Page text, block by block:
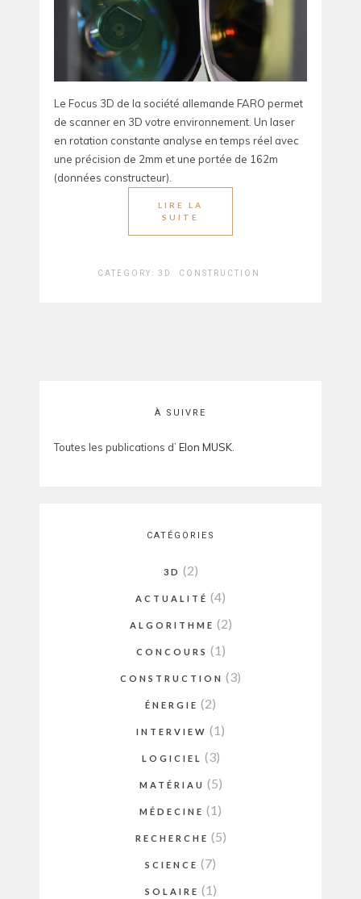
Le Focus 3D de la société allemande FARO permet
de scanner en 3D votre environnement. Un laser
en rotation constante analyse en temps réel avec
une précision de 2mm et une portée de 162m
(données constructeur).
LIRE LA
SUITE
CATEGORY: 3D CONSTRUCTION
À SUIVRE
Toutes les publications d’ Elon MUSK
CATÉGORIES
3D (2)
ACTUALITÉ (4)
ALGORITHME (2)
CONCOURS (1)
CONSTRUCTION (3)
ÉNERGIE (2)
INTERVIEW (1)
LOGICIEL (3)
MATÉRIAU (5)
MÉDECINE (1)
RECHERCHE (5)
SCIENCE (7)
SOLAIRE (1)